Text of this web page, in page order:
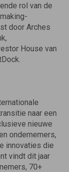
rol van de
door Arches
House van
naar een
nieuwe
ondernemers,
innovaties die
vindt dit jaar
70+